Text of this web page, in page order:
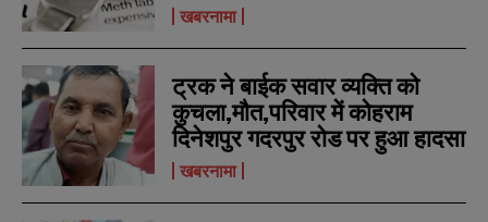
खबरनामा
ट्रक ने बाईक सवार व्यक्ति को
कुचला,मौत,परिवार में कोहराम
दिनेशपुर गदरपुर रोड पर हुआ हादसा
खबरनामा